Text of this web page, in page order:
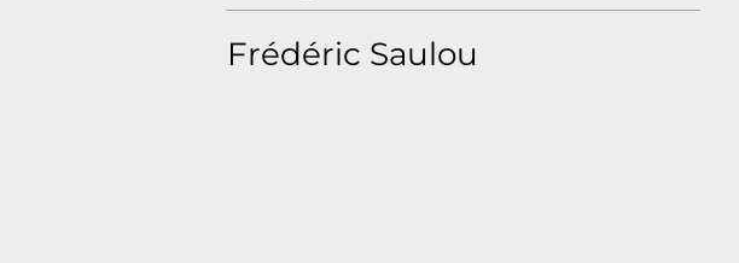
Frédéric Saulou